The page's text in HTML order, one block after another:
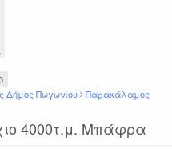
Δήμος Πωγωνίου Παρακάλαμος
4000τ.μ. Μπάφρα